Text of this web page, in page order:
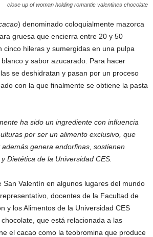
close up of woman holding romantic valentines chocolate
) denominado coloquialmente mazorca
gruesa que encierra entre 20 y 50
cinco hileras y sumergidas en una pulpa
y sabor azucarado. Para hacer
se deshidratan y pasan por un proceso
con la que finalmente se obtiene la pasta
ha sido un ingrediente con influencia
por ser un alimento exclusivo, que
genera endorfinas, sostienen
Dietética de la Universidad CES.
San Valentín en algunos lugares del mundo
docentes de la Facultad de
y los Alimentos de la Universidad CES
chocolate, que está relacionada a las
el cacao como la teobromina que produce